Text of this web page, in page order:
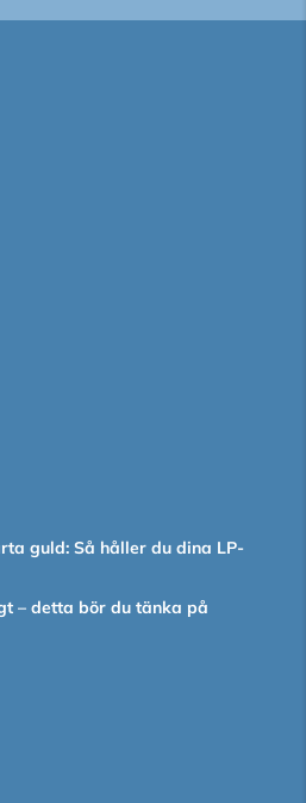
guld: Så håller du dina LP-
– detta bör du tänka på